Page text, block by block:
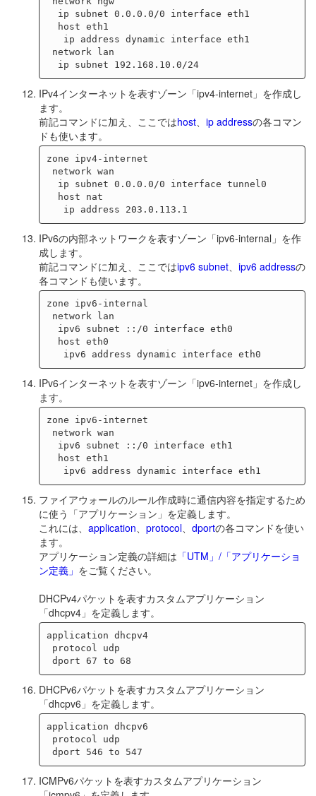
  ip subnet 192.168.10.0/24
IPv4インターネットを表すゾーン「ipv4-internet」を作成し
ます。
前記コマンドに加え、ここではhost ip addressの各コマン
ドも使います。
zone ipv4-internet
IPv6の内部ネットワークを表すゾーン「ipv6-internal」を作
成します。
前記コマンドに加え、ここではipv6 subnet ipv6 addressの
各コマンドも使います。
zone ipv6-internal
IPv6インターネットを表すゾーン「ipv6-internet」を作成し
ます。
zone ipv6-internet
ファイアウォールのルール作成時に通信内容を指定するため
に使う「アプリケーション」を定義します。
これには、 application protocol dportの各コマンドを使い
ます。
アプリケーション定義の詳細は 「UTM」/「アプリケーショ
ン定義」 をご覧ください。
DHCPv4パケットを表すカスタムアプリケーション
「dhcpv4」を定義します。
application dhcpv4
DHCPv6パケットを表すカスタムアプリケーション
「dhcpv6」を定義します。
application dhcpv6
ICMPv6パケットを表すカスタムアプリケーション